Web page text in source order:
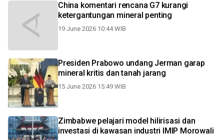
China komentari rencana G7 kurangi
ketergantungan mineral penting
19 June 2026 10:44 WIB
Presiden Prabowo undang Jerman garap
mineral kritis dan tanah jarang
15 June 2026 15:49 WIB
Zimbabwe pelajari model hilirisasi dan
investasi di kawasan industri IMIP Morowali